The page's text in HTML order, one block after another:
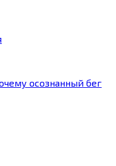
осознанный бег